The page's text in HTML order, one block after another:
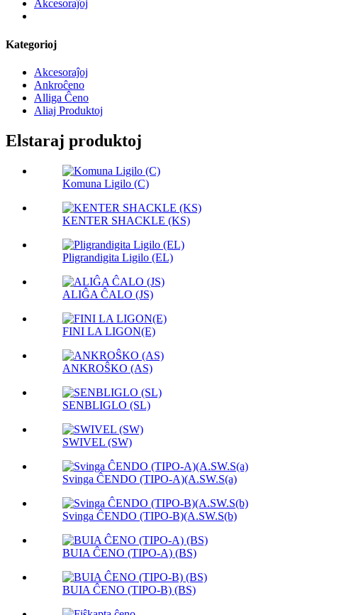
Akcesoraĵoj
Kategorioj
Akcesoraĵoj
Ankroĉeno
Alliga Ĉeno
Aliaj Produktoj
Elstaraj produktoj
Komuna Ligilo (C)
KENTER SHACKLE (KS)
Pligrandigita Ligilo (EL)
ALIĜA ĈALO (JS)
FINI LA ​​LIGON(E)
ANKROŜKO (AS)
SENBLIGLO (SL)
SWIVEL (SW)
Svinga ĈENDO (TIPO-A)(A.SW.S(a)
Svinga ĈENDO (TIPO-B)(A.SW.S(b)
BUIA ĈENO (TIPO-A) (BS)
BUIA ĈENO (TIPO-B) (BS)